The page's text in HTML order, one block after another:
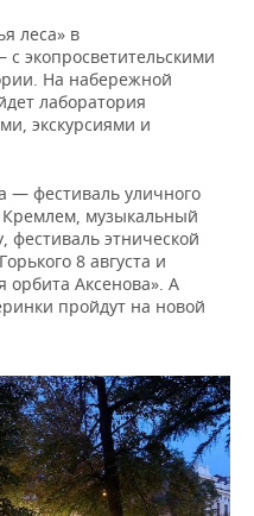
леса» в
с экопросветительскими
На набережной
лаборатория
экскурсиями и
— фестиваль уличного
Кремлем, музыкальный
фестиваль этнической
8 августа и
Аксенова». А
пройдут на новой